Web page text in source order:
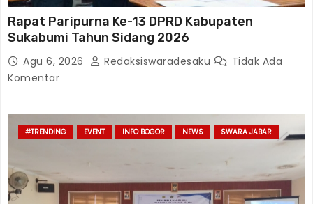
Rapat Paripurna Ke-13 DPRD Kabupaten
Sukabumi Tahun Sidang 2026
Agu 6, 2026 Redaksiswaradesaku
Tidak Ada
Komentar
#TRENDING EVENT INFO BOGOR NEWS SWARA JABAR